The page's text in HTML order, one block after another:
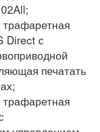
Direct с
печатать